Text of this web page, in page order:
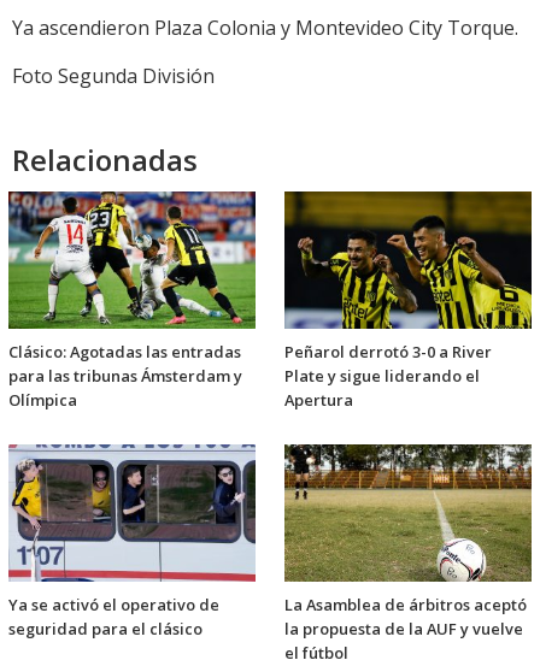
Ya ascendieron Plaza Colonia y Montevideo City Torque.
Foto Segunda División
Relacionadas
Clásico: Agotadas las entradas
para las tribunas Ámsterdam y
Olímpica
Peñarol derrotó 3-0 a River
Plate y sigue liderando el
Apertura
Ya se activó el operativo de
seguridad para el clásico
La Asamblea de árbitros aceptó
la propuesta de la AUF y vuelve
el fútbol